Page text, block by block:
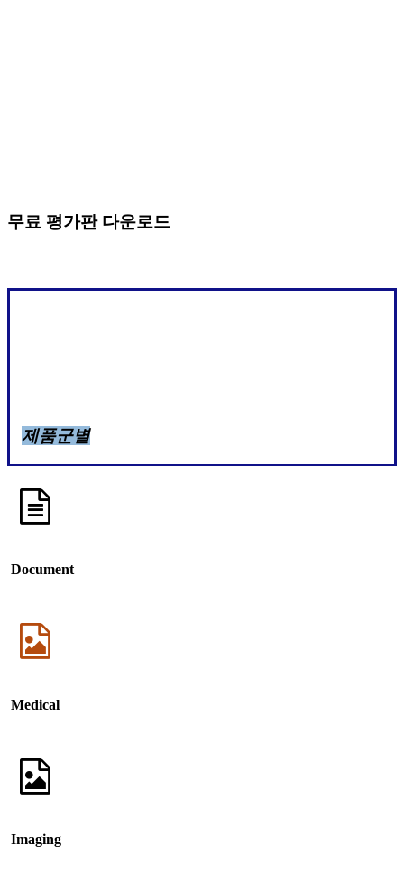
무료 평가판 다운로드
제품군별
Document
Medical
Imaging